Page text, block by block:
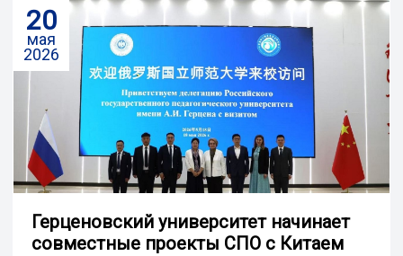
20
мая
2026
Герценовский университет начинает
совместные проекты СПО с Китаем